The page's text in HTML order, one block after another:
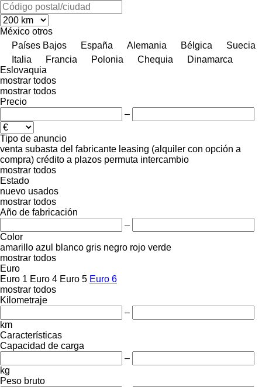
México otros
Países Bajos
España Alemania Bélgica
Suecia
Italia
Francia Polonia Chequia
Dinamarca
Eslovaquia
mostrar todos
mostrar todos
Precio
–
Tipo de anuncio
venta subasta del fabricante leasing (alquiler con opción a
compra) crédito a plazos permuta intercambio
mostrar todos
Estado
nuevo usados
mostrar todos
Año de fabricación
–
Color
amarillo azul blanco gris negro rojo verde
mostrar todos
Euro
Euro 1 Euro 4 Euro 5 Euro 6
mostrar todos
Kilometraje
–
km
Características
Capacidad de carga
–
kg
Peso bruto